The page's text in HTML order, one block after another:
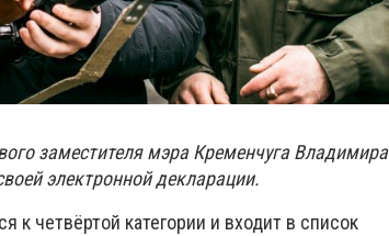
заместителя мэра Кременчуга Владимира
электронной декларации.
четвёртой категории и входит в список